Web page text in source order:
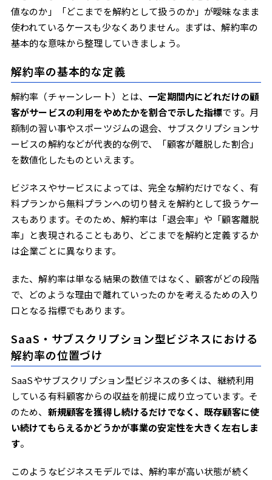
値なのか」「どこまでを解約として扱うのか」が曖昧なまま
使われているケースも少なくありません。まずは、解約率の
基本的な意味から整理していきましょう。
解約率の基本的な定義
解約率（チャーンレート）とは、 一定期間内にどれだけの顧
客がサービスの利用をやめたかを割合で示した指標です。月
額制の習い事やスポーツジムの退会、サブスクリプションサ
ービスの解約などが代表的な例で、「顧客が離脱した割合」
を数値化したものといえます。
ビジネスやサービスによっては、完全な解約だけでなく、有
料プランから無料プランへの切り替えを解約として扱うケー
スもあります。そのため、解約率は「退会率」や「顧客離脱
率」と表現されることもあり、どこまでを解約と定義するか
は企業ごとに異なります。
また、解約率は単なる結果の数値ではなく、顧客がどの段階
で、どのような理由で離れていったのかを考えるための入り
口となる指標でもあります。
SaaS・サブスクリプション型ビジネスにおける
解約率の位置づけ
SaaSやサブスクリプション型ビジネスの多くは、継続利用
している有料顧客からの収益を前提に成り立っています。そ
のため、 新規顧客を獲得し続けるだけでなく、既存顧客に使
い続けてもらえるかどうかが事業の安定性を大きく左右しま
す。
このようなビジネスモデルでは、解約率が高い状態が続く